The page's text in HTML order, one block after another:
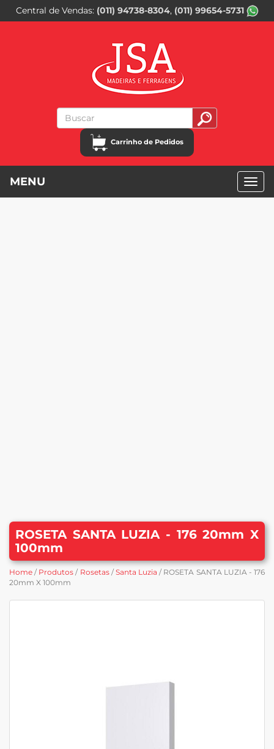
Central de Vendas (011) 94738-8304 (011) 99654-5731
Carrinho de Pedidos
MENU
ROSETA SANTA LUZIA - 176 20mm X
100mm
Home / Produtos / Rosetas/Santa Luzia / ROSETA SANTA LUZIA - 176
20mm X 100mm